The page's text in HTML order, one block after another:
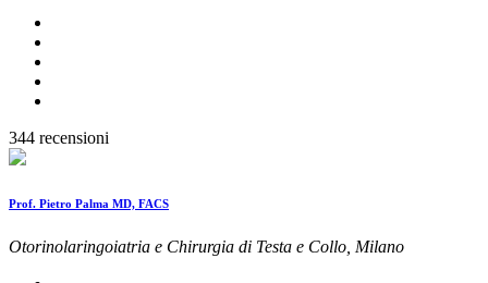
344 recensioni
Prof. Pietro Palma MD, FACS
Otorinolaringoiatria e Chirurgia di Testa e Collo, Milano